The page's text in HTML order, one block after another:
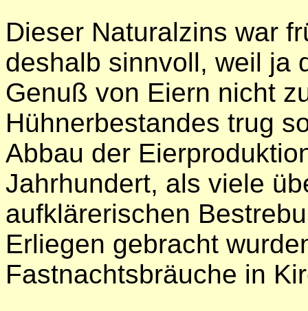
Dieser Naturalzins war
deshalb sinnvoll, weil ja
Genuß von Eiern nicht
Hühnerbestandes trug
Abbau der
Jahrhundert, als viele
aufklärerischen
Erliegen gebracht
Fastnachtsbräuche in